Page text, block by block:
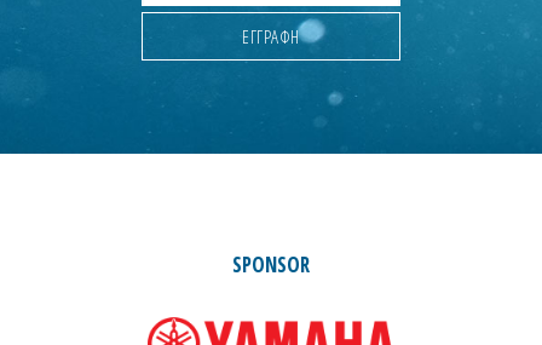
SPONSOR